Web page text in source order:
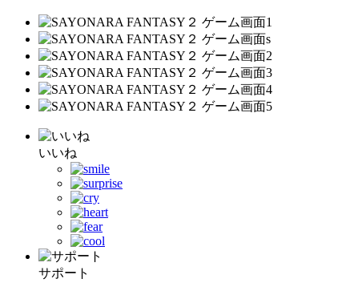
いいね
サポート